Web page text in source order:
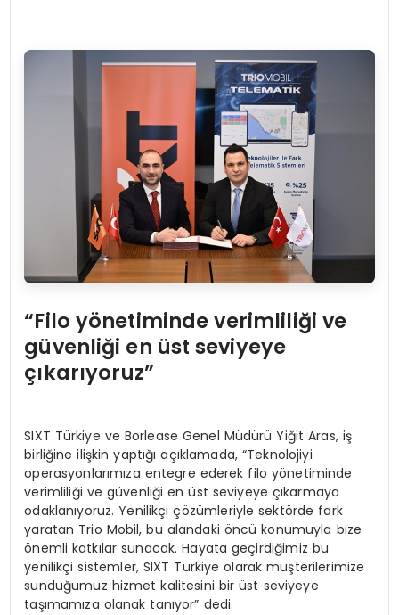
“Filo yönetiminde verimliliği ve
güvenliği en üst seviyeye
çıkarıyoruz”
SIXT Türkiye ve Borlease Genel Müdürü Yiğit Aras, iş
birliğine ilişkin yaptığı açıklamada, “Teknolojiyi
operasyonlarımıza entegre ederek filo yönetiminde
verimliliği ve güvenliği en üst seviyeye çıkarmaya
odaklanıyoruz. Yenilikçi çözümleriyle sektörde fark
yaratan Trio Mobil, bu alandaki öncü konumuyla bize
önemli katkılar sunacak. Hayata geçirdiğimiz bu
yenilikçi sistemler, SIXT Türkiye olarak müşterilerimize
sunduğumuz hizmet kalitesini bir üst seviyeye
taşımamıza olanak tanıyor” dedi.